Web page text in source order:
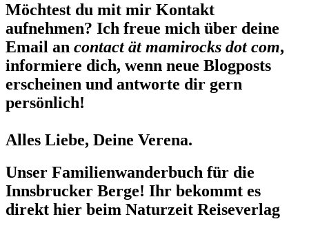
Möchtest du mit mir Kontakt
aufnehmen? Ich freue mich über deine
Email an contact ät mamirocks dot com,
informiere dich, wenn neue Blogposts
erscheinen und antworte dir gern
persönlich!
Alles Liebe, Deine Verena.
Unser Familienwanderbuch für die
Innsbrucker Berge! Ihr bekommt es
direkt hier beim Naturzeit Reiseverlag